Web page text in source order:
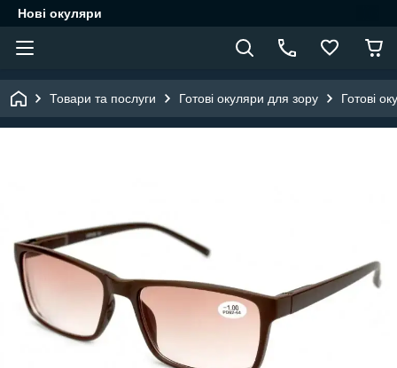
Нові окуляри
Товари та послуги Готові окуляри для зору Готові